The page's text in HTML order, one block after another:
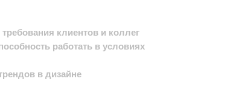
клиентов и коллег
работать в условиях
в дизайне